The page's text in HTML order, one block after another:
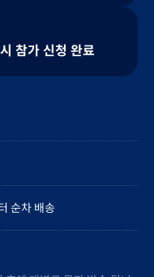
참가 신청 완료
순차 배송